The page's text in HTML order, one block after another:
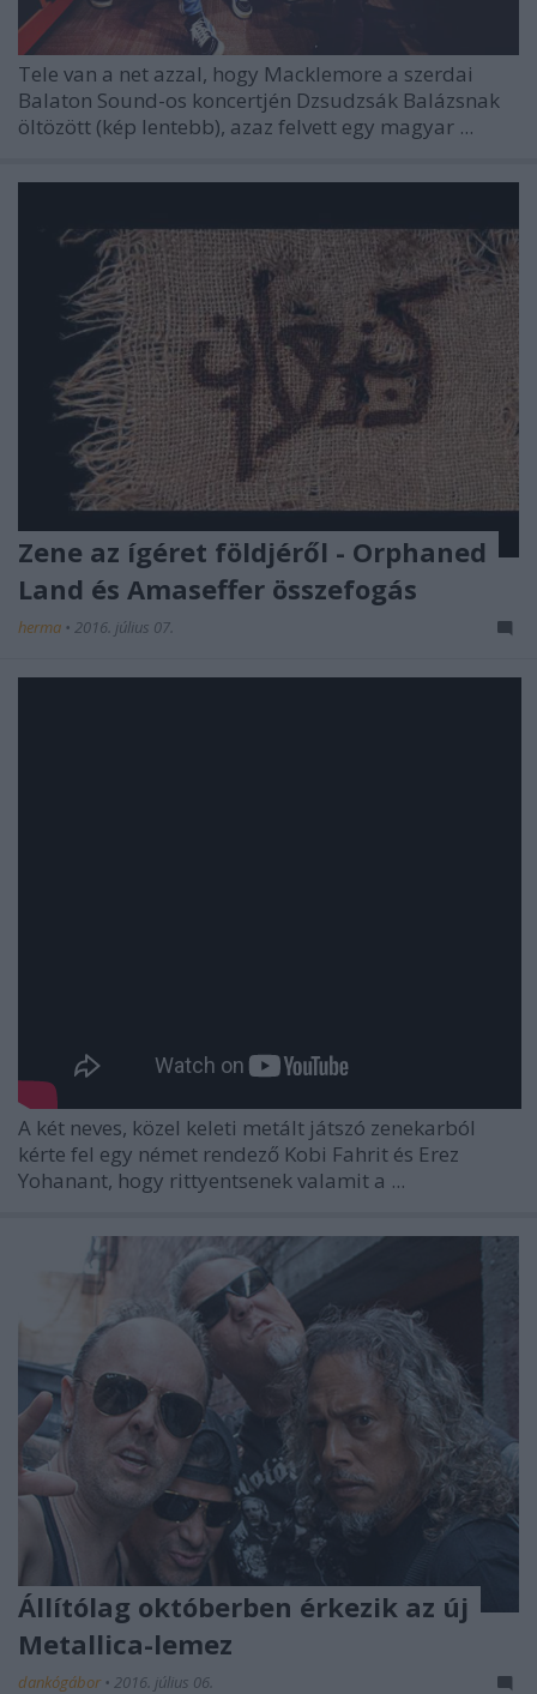
Tele van a net azzal, hogy Macklemore a szerdai
Balaton Sound-os koncertjén Dzsudzsák Balázsnak
öltözött (kép lentebb), azaz felvett egy magyar ...
Zene az ígéret földjéről - Orphaned
Land és Amaseffer összefogás
herma • 2016. július 07.
A két neves, közel keleti metált játszó zenekarból
kérte fel egy német rendező Kobi Fahrit és Erez
Yohanant, hogy rittyentsenek valamit a ...
Állítólag októberben érkezik az új
Metallica-lemez
dankógábor • 2016. július 06.